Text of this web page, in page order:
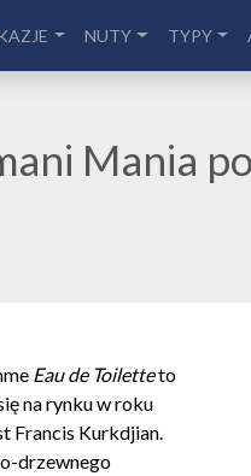
NUTY TYPY
Mania
Eau de Toiletteto
na rynku w roku
Francis Kurkdjian.
drzewnego